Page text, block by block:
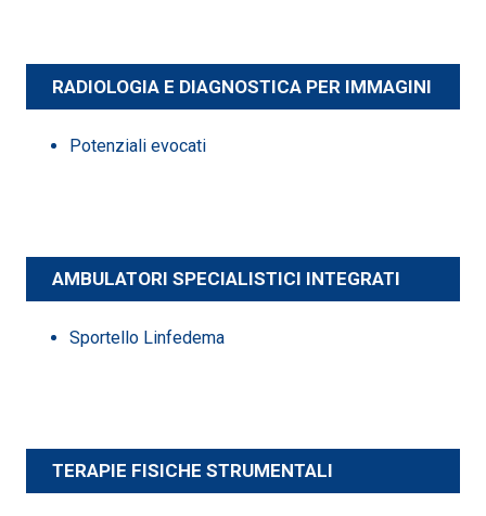
RADIOLOGIA E DIAGNOSTICA PER IMMAGINI
Potenziali evocati
AMBULATORI SPECIALISTICI INTEGRATI
Sportello Linfedema
TERAPIE FISICHE STRUMENTALI